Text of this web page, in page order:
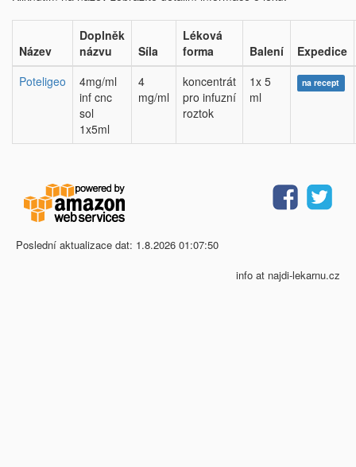
Název
Doplněk
názvu
Síla
Léková
forma
Balení
Expedice
Poteligeo
4mg/ml
inf cnc
sol
1x5ml
4
mg/ml
koncentrát
pro infuzní
roztok
1x 5
ml
na recept
Poslední aktualizace dat: 1.8.2026 01:07:50
info at najdi-lekarnu.cz